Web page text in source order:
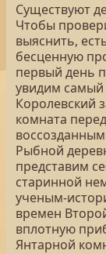
Существуют
Чтобы
выяснить,
бесценную
первый день
увидим
Королевский
комната
Рыбной
представим
старинной
ученым-
времен
вплотную
Янтарной